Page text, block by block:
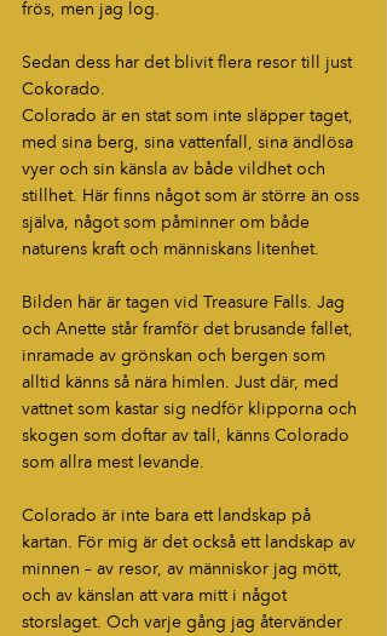
frös, men jag log.
Sedan dess har det blivit flera resor till just
Cokorado.
Colorado är en stat som inte släpper taget,
med sina berg, sina vattenfall, sina ändlösa
vyer och sin känsla av både vildhet och
stillhet. Här finns något som är större än oss
själva, något som påminner om både
naturens kraft och människans litenhet.
Bilden här är tagen vid Treasure Falls. Jag
och Anette står framför det brusande fallet,
inramade av grönskan och bergen som
alltid känns så nära himlen. Just där, med
vattnet som kastar sig nedför klipporna och
skogen som doftar av tall, känns Colorado
som allra mest levande.
Colorado är inte bara ett landskap på
kartan. För mig är det också ett landskap av
minnen – av resor, av människor jag mött,
och av känslan att vara mitt i något
storslaget. Och varje gång jag återvänder